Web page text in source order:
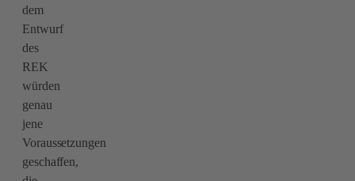
dem
Entwurf
des
REK
würden
genau
jene
Voraussetzungen
geschaffen,